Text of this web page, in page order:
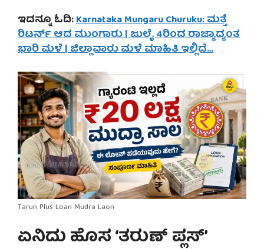
ಇದನ್ನೂ ಓದಿ:Karnataka Mungaru Churuku: ಮತ್ತೆ
ರಿಟರ್ನ್ ಆದ ಮುಂಗಾರು | ಜುಲೈ 4ರಿಂದ ರಾಜ್ಯಾದ್ಯಂತ
ಭಾರಿ ಮಳೆ | ಜಿಲ್ಲಾವಾರು ಮಳೆ ಮಾಹಿತಿ ಇಲ್ಲಿದೆ…
Tarun Plus Loan Mudra Laon
ಏನಿದು ಹೊಸ ‘ತರುಣ್ ಪ್ಲಸ್’